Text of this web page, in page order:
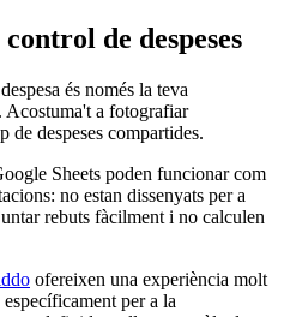
de despeses
és només la teva
Acostuma't a fotografiar
de despeses compartides.
Sheets poden funcionar com
no estan dissenyats per a
rebuts fàcilment i no calculen
ofereixen una experiència molt
per a la